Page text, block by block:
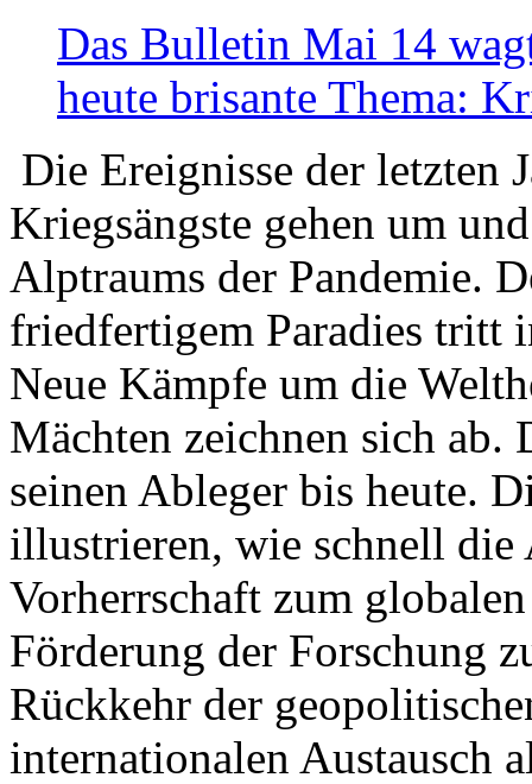
Das Bulletin Mai 14
heute brisante Thema:
Die Ereignisse der letzten
Kriegsängste gehen um
Alptraums der Pandemie.
friedfertigem Paradies tritt
Neue Kämpfe um die
Mächten zeichnen sich
seinen Ableger bis heute.
illustrieren, wie schnell die
Vorherrschaft zum
Förderung der Forschung
Rückkehr der
internationalen Austausch